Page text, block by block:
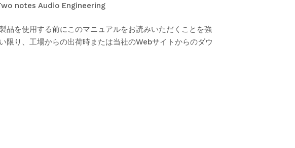
notes Audio Engineering
を使用する前にこのマニュアルをお読みいただくことを強
限り、工場からの出荷時または当社のWebサイトからのダウ